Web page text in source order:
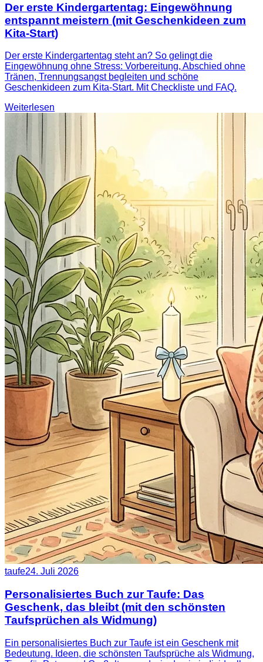
Der erste Kindergartentag: Eingewöhnung
entspannt meistern (mit Geschenkideen zum
Kita-Start)
Der erste Kindergartentag steht an? So gelingt die
Eingewöhnung ohne Stress: Vorbereitung, Abschied ohne
Tränen, Trennungsangst begleiten und schöne
Geschenkideen zum Kita-Start. Mit Checkliste und FAQ.
Weiterlesen
taufe24. Juli 2026
Personalisiertes Buch zur Taufe: Das
Geschenk, das bleibt (mit den schönsten
Taufsprüchen als Widmung)
Ein personalisiertes Buch zur Taufe ist ein Geschenk mit
Bedeutung. Ideen, die schönsten Taufsprüche als Widmung,